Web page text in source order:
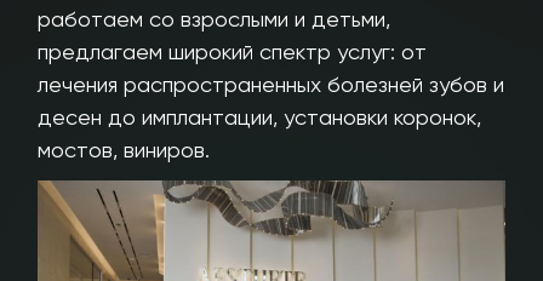
работаем со взрослыми и детьми,
предлагаем широкий спектр услуг: от
лечения распространенных болезней зубов и
десен до имплантации, установки коронок,
мостов, виниров.